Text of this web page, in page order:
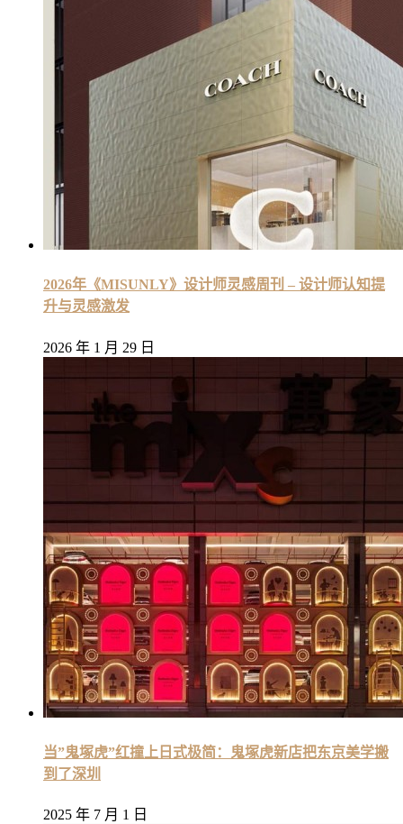
2026年《MISUNLY》设计师灵感周刊 – 设计师认知提
升与灵感激发
2026 年 1 月 29 日
当”鬼塚虎”红撞上日式极简：鬼塚虎新店把东京美学搬
到了深圳
2025 年 7 月 1 日